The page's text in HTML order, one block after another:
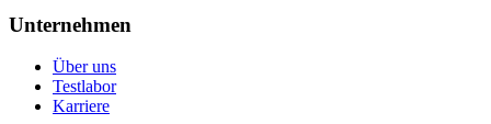
Unternehmen
Über uns
Testlabor
Karriere